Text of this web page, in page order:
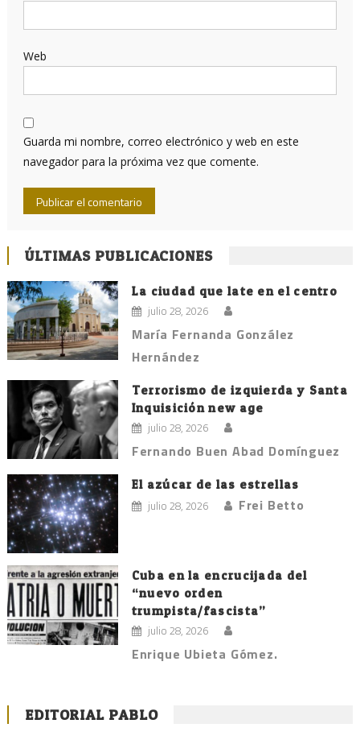
Web
Guarda mi nombre, correo electrónico y web en este
navegador para la próxima vez que comente.
ÚLTIMAS PUBLICACIONES
La ciudad que late en el centro
julio 28, 2026
María Fernanda González
Hernández
Terrorismo de izquierda y Santa
Inquisición new age
julio 28, 2026
Fernando Buen Abad Domínguez
El azúcar de las estrellas
julio 28, 2026 Frei Betto
Cuba en la encrucijada del
“nuevo orden
trumpista/fascista”
julio 28, 2026
Enrique Ubieta Gómez.
EDITORIAL PABLO